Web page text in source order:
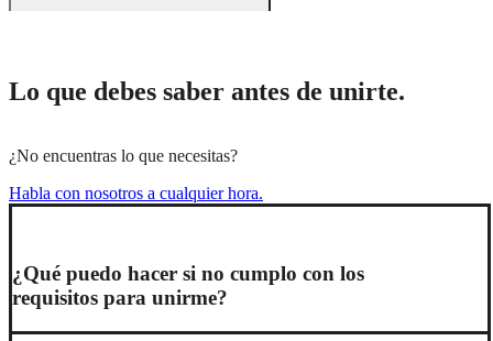
Lo que debes saber antes de unirte.
¿No encuentras lo que necesitas?
Habla con nosotros a cualquier hora.
¿Qué puedo hacer si no cumplo con los
requisitos para unirme?